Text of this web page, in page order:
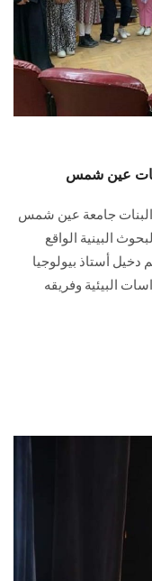
ببنات عين شمس
البنات جامعة عين شمس
البينية الواقع
دخيل أستاذ بيولوجيا
البيئية وفريقه